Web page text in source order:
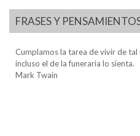
FRASES Y
Cumplamos la tarea de vivir de
incluso el de la funeraria lo sienta.
Mark Twain